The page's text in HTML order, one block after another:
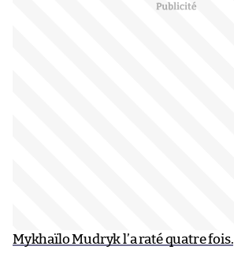
Mykhaïlo Mudryk l’a raté quatre fois.